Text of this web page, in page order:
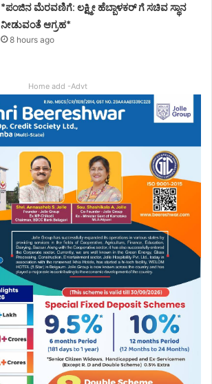
*ಪಂಜಿನ ಮೆರವಣಿಗೆ: ಲಕ್ಷ್ಮೀ ಹೆಬ್ಬಾಳಕರ್ ಗೆ ಸಚಿವ ಸ್ಥಾನ
ನೀಡುವಂತೆ ಆಗ್ರಹ*
8 hours ago
Home add -Advt